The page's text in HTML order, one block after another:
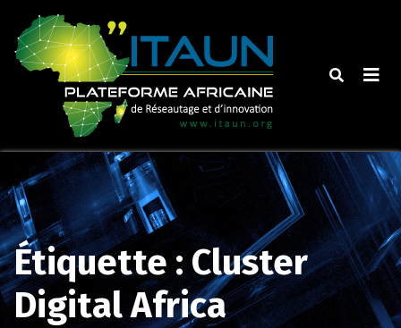
content
Étiquette : Cluster
Digital Africa